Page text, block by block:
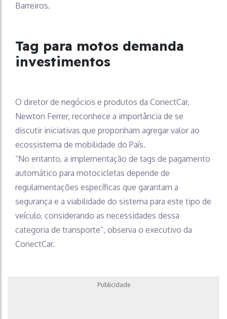
Barreiros.
Tag para motos demanda
investimentos
O diretor de negócios e produtos da ConectCar,
Newton Ferrer, reconhece a importância de se
discutir iniciativas que proponham agregar valor ao
ecossistema de mobilidade do País.
“No entanto, a implementação de tags de pagamento
automático para motocicletas depende de
regulamentações específicas que garantam a
segurança e a viabilidade do sistema para este tipo de
veículo, considerando as necessidades dessa
categoria de transporte”, observa o executivo da
ConectCar.
Publicidade